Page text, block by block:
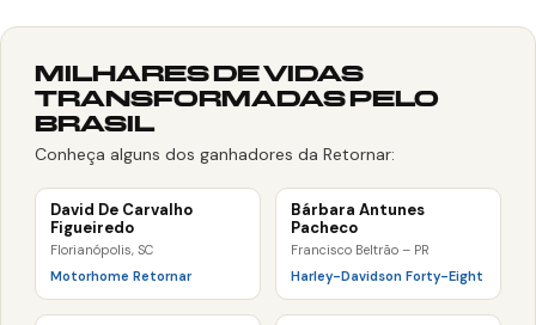
MILHARES DE VIDAS
TRANSFORMADAS PELO
BRASIL
Conheça alguns dos ganhadores da Retornar:
David De Carvalho
Figueiredo
Florianópolis, SC
Motorhome Retornar
Bárbara Antunes
Pacheco
Francisco Beltrão – PR
Harley-Davidson Forty-Eight